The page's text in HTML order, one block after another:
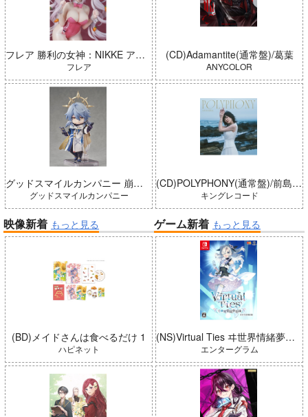
フレア 勝利の女神：NIKKE アリス：ワンダーランドバニー 完成品
フレア
グッドスマイルカンパニー 崩壊：スターレイル ねんどろいどどーる サンデー 完成品
グッドスマイルカンパニー
(CD)Adamantite(通常盤)/葛葉
ANYCOLOR
(CD)POLYPHONY(通常盤)/前島亜美
キングレコード
映像新着 もっと見る
(BD)メイドさんは食べるだけ 1
ハピネット
ゲーム新着 もっと見る
(NS)Virtual Ties ヰ世界情緒夢想曲 完全生産限定版
エンターグラム